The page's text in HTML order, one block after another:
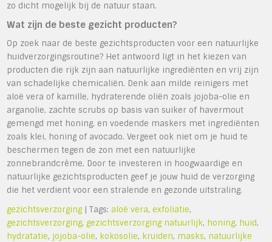
zo dicht mogelijk bij de natuur staan.
Wat zijn de beste gezicht producten?
Op zoek naar de beste gezichtsproducten voor een natuurlijke
huidverzorgingsroutine? Het antwoord ligt in het kiezen van
producten die rijk zijn aan natuurlijke ingrediënten en vrij zijn
van schadelijke chemicaliën. Denk aan milde reinigers met
aloë vera of kamille, hydraterende oliën zoals jojoba-olie en
arganolie, zachte scrubs op basis van suiker of havermout
gemengd met honing, en voedende maskers met ingrediënten
zoals klei, honing of avocado. Vergeet ook niet om je huid te
beschermen tegen de zon met een natuurlijke
zonnebrandcrème. Door te investeren in hoogwaardige en
natuurlijke gezichtsproducten geef je jouw huid de verzorging
die het verdient voor een stralende en gezonde uitstraling.
gezichtsverzorging | Tags: aloë vera,exfoliatie,
gezichtsverzorging,gezichtsverzorging natuurlijk, honing, huid,
hydratatie, jojoba-olie, kokosolie, kruiden, masks, natuurlijke